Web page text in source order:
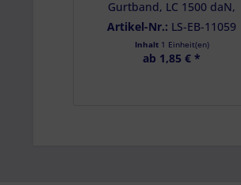
Gurtband, LC 1500 daN,
Bruchkraft 3000 daN
Artikel-Nr.: LS-EB-11059
Inhalt 1 Einheit(en)
ab 1,85 € *